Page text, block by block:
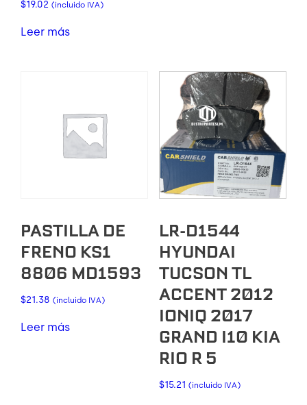
$19.02 (incluido IVA)
Leer más
PASTILLA DE
FRENO KS1
8806 MD1593
$21.38 (incluido IVA)
Leer más
LR-D1544
HYUNDAI
TUCSON TL
ACCENT 2012
IONIQ 2017
GRAND I10 KIA
RIO R 5
$15.21 (incluido IVA)